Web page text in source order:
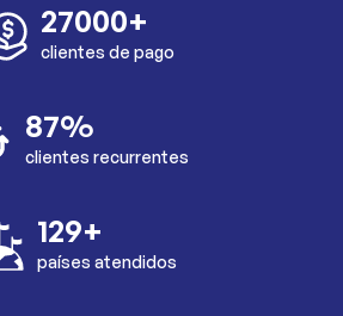
27000+
clientes de pago
87%
clientes recurrentes
129+
países atendidos